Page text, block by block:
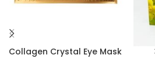
Collagen Crystal Eye Mask